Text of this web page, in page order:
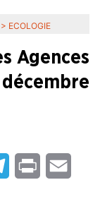
> ECOLOGIE
Agences
Telegram
Print